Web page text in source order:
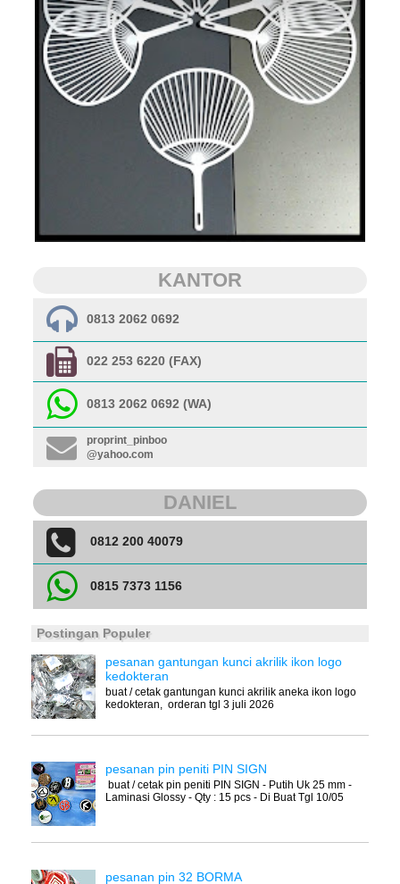
KANTOR
0813 2062 0692
022 253 6220 (FAX)
0813 2062 0692 (WA)
proprint_pinboo
@yahoo.com
DANIEL
0812 200 40079
0815 7373 1156
Postingan Populer
pesanan gantungan kunci akrilik ikon logo
kedokteran
buat / cetak gantungan kunci akrilik aneka ikon logo
kedokteran, orderan tgl 3 juli 2026
pesanan pin peniti PIN SIGN
buat / cetak pin peniti PIN SIGN - Putih Uk 25 mm -
Laminasi Glossy - Qty : 15 pcs - Di Buat Tgl 10/05
pesanan pin 32 BORMA